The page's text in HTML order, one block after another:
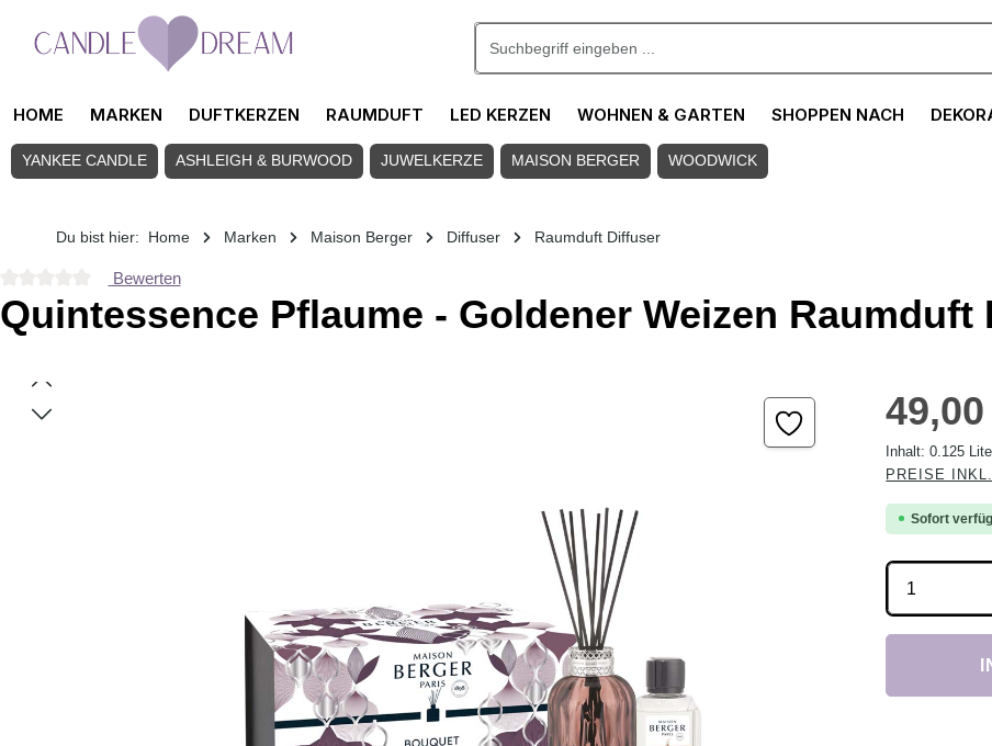
Zum Hauptinhalt springen
HOME MARKEN DUFTKERZEN RAUMDUFT LED KERZEN WOHNEN & GARTEN SHOPPEN NACH
YANKEE CANDLE ASHLEIGH & BURWOOD JUWELKERZE MAISON BERGER WOODWICK
Du bist hier: Home Marken Maison Berger Diffuser Raumduft Diffuser
Durchschnittliche Bewertung von 0 von 5 Sternen
Bewerten
Quintessence Pflaume - Goldener Weizen Raumduft
Bildergalerie überspringen
Inhalt:0.125
PREISE
Sofort
Produkt